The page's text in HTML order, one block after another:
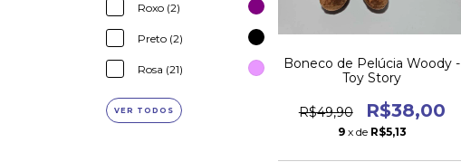
Roxo (2)
Preto (2)
Rosa (21)
VER TODOS
Boneco de Pelúcia Woody -
Toy Story
R$49,90 R$38,00
9 x de R$5,13